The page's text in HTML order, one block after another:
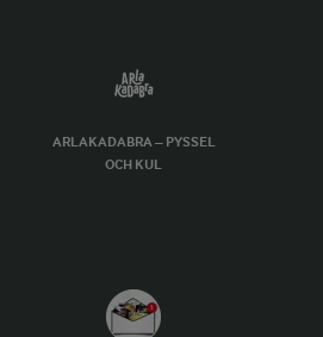
ARLAKADABRA – PYSSEL
OCH KUL